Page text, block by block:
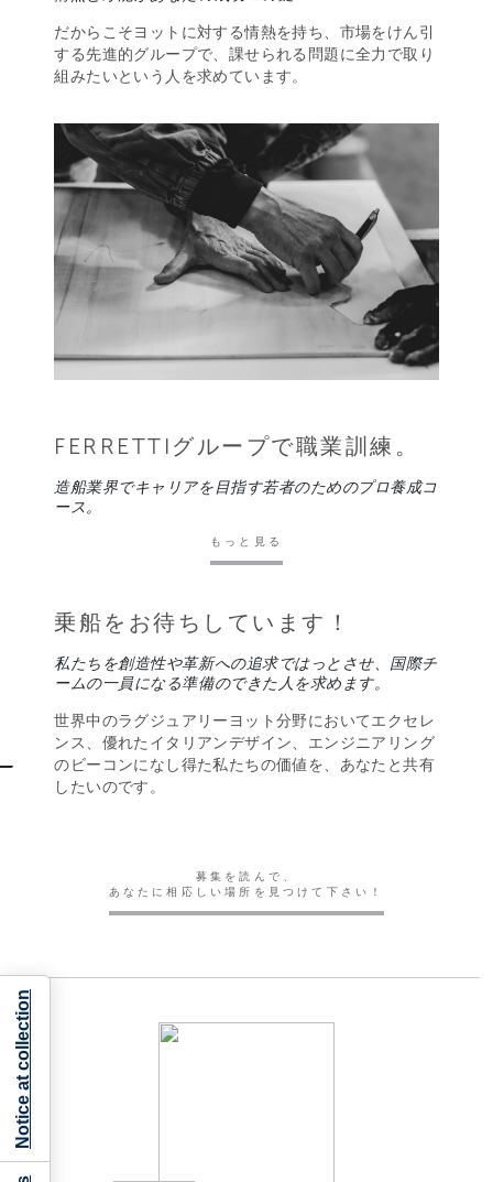
だからこそヨットに対する情熱を持ち、市場をけん引
する先進的グループで、課せられる問題に全力で取り
組みたいという人を求めています。
FERRETTIグループで職業訓練。
造船業界でキャリアを目指す若者のためのプロ養成コ
ース。
もっと見る
乗船をお待ちしています！
私たちを創造性や革新への追求ではっとさせ、国際チ
ームの一員になる準備のできた人を求めます。
世界中のラグジュアリーヨット分野においてエクセレ
ンス、優れたイタリアンデザイン、エンジニアリング
のビーコンになし得た私たちの価値を、あなたと共有
したいのです。
募集を読んで、
あなたに相応しい場所を見つけて下さい！
Notice at collection